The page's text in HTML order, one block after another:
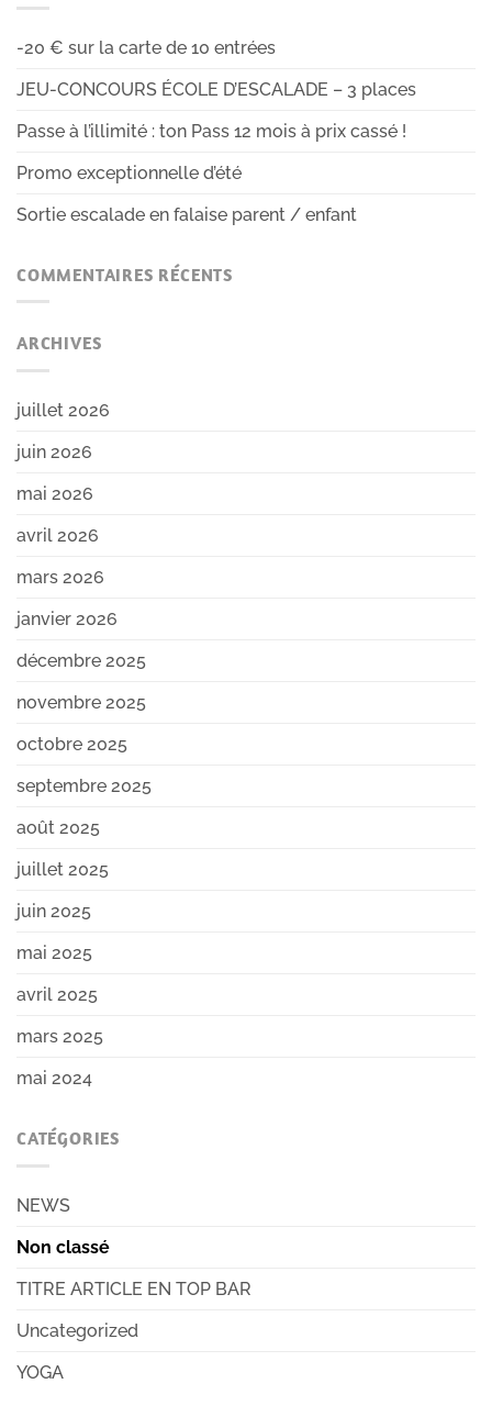
-20 € sur la carte de 10 entrées
JEU-CONCOURS ÉCOLE D’ESCALADE – 3 places
Passe à l’illimité : ton Pass 12 mois à prix cassé !
Promo exceptionnelle d’été
Sortie escalade en falaise parent / enfant
COMMENTAIRES RÉCENTS
ARCHIVES
juillet 2026
juin 2026
mai 2026
avril 2026
mars 2026
janvier 2026
décembre 2025
novembre 2025
octobre 2025
septembre 2025
août 2025
juillet 2025
juin 2025
mai 2025
avril 2025
mars 2025
mai 2024
CATÉGORIES
NEWS
Non classé
TITRE ARTICLE EN TOP BAR
Uncategorized
YOGA